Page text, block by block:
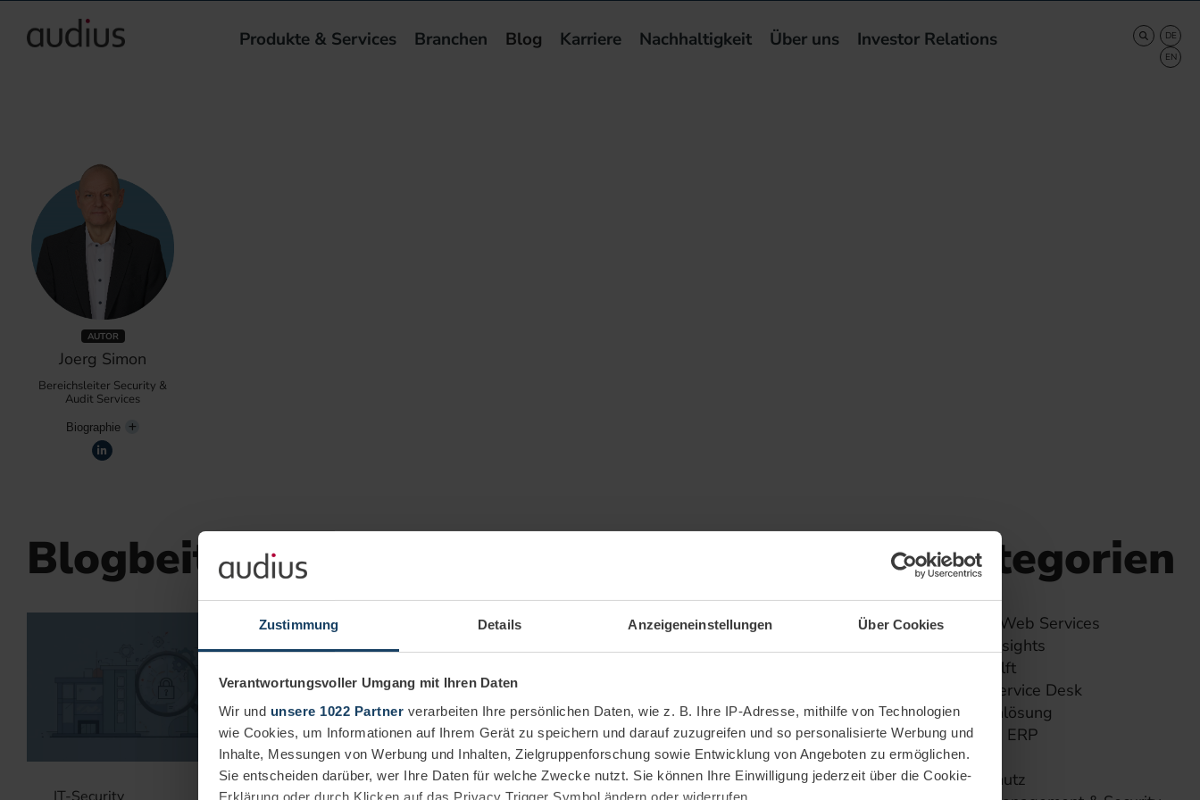
Zustimmung Details Anzeigeneinstellungen Über Cookies
Verantwortungsvoller Umgang mit Ihren Daten
Wir und unsere 1022 Partner verarbeiten Ihre persönlichen Daten, wie z. B. Ihre IP-Adresse, mithilfe von Technologien
wie Cookies, um Informationen auf Ihrem Gerät zu speichern und darauf zuzugreifen und so personalisierte Werbung und
Inhalte, Messungen von Werbung und Inhalten, Zielgruppenforschung sowie Entwicklung von Angeboten zu ermöglichen.
Sie entscheiden darüber, wer Ihre Daten für welche Zwecke nutzt. Sie können Ihre Einwilligung jederzeit über die Cookie-
Erklärung oder durch Klicken auf das Privacy Trigger Symbol ändern oder widerrufen
Produkte & Services Branchen Blog Karriere Nachhaltigkeit Über uns Investor Relations
AUTOR
Joerg Simon
Bereichsleiter Security &
Audit Services
Biographie
Blogbeiträge des Autors Kategorien
Amazon Web Services
audius Insights
audius hilft
audius Service Desk
Branchenlösung
CRM und ERP
Cloud
Datenschutz